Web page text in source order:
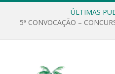
ÚLTIMAS
5ª CONVOCAÇÃO –